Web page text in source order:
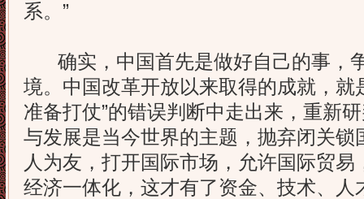
系。”
确实，中国首先是做好自己的事，
境。中国改革开放以来取得的成就，就
准备打仗”的错误判断中走出来，重新
与发展是当今世界的主题，抛弃闭关锁
人为友，打开国际市场，允许国际贸
经济一体化，这才有了资金、技术、人